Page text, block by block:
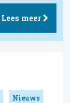
Lees meer
Nieuws